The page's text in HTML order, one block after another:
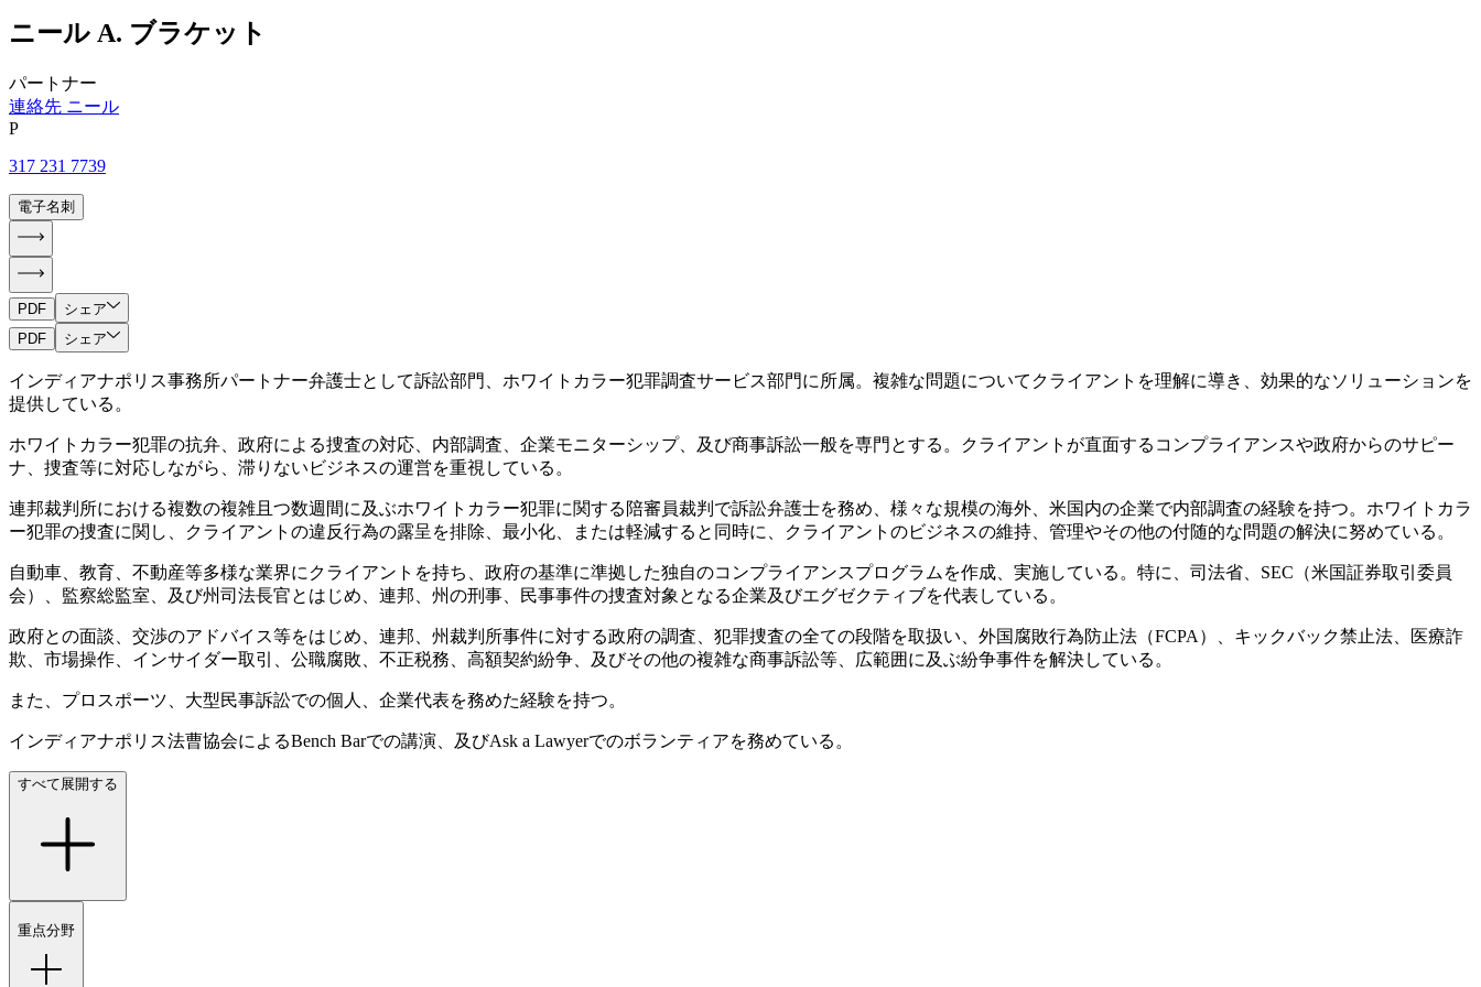
ニール A. ブラケット
パートナー
連絡先 ニール
P
317 231 7739
電子名刺
PDF
シェア
PDF
シェア
インディアナポリス事務所パートナー弁護士として訴訟部門、ホワイトカラー犯罪調査サービス部門に所属。複雑な問題についてクライアントを理解に導き、効果的なソリューションを
提供している。
ホワイトカラー犯罪の抗弁、政府による捜査の対応、内部調査、企業モニターシップ、及び商事訴訟一般を専門とする。クライアントが直面するコンプライアンスや政府からのサピー
ナ、捜査等に対応しながら、滞りないビジネスの運営を重視している。
連邦裁判所における複数の複雑且つ数週間に及ぶホワイトカラー犯罪に関する陪審員裁判で訴訟弁護士を務め、様々な規模の海外、米国内の企業で内部調査の経験を持つ。ホワイトカラ
ー犯罪の捜査に関し、クライアントの違反行為の露呈を排除、最小化、または軽減すると同時に、クライアントのビジネスの維持、管理やその他の付随的な問題の解決に努めている。
自動車、教育、不動産等多様な業界にクライアントを持ち、政府の基準に準拠した独自のコンプライアンスプログラムを作成、実施している。特に、司法省、SEC（米国証券取引委員
会）、監察総監室、及び州司法長官とはじめ、連邦、州の刑事、民事事件の捜査対象となる企業及びエグゼクティブを代表している。
政府との面談、交渉のアドバイス等をはじめ、連邦、州裁判所事件に対する政府の調査、犯罪捜査の全ての段階を取扱い、外国腐敗行為防止法（FCPA）、キックバック禁止法、医療詐
欺、市場操作、インサイダー取引、公職腐敗、不正税務、高額契約紛争、及びその他の複雑な商事訴訟等、広範囲に及ぶ紛争事件を解決している。
また、プロスポーツ、大型民事訴訟での個人、企業代表を務めた経験を持つ。
インディアナポリス法曹協会によるBench Barでの講演、及びAsk a Lawyerでのボランティアを務めている。
すべて展開する
重点分野